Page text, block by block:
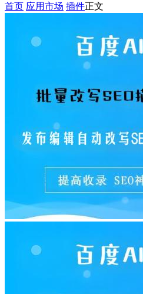
首页 应用市场 插件正文